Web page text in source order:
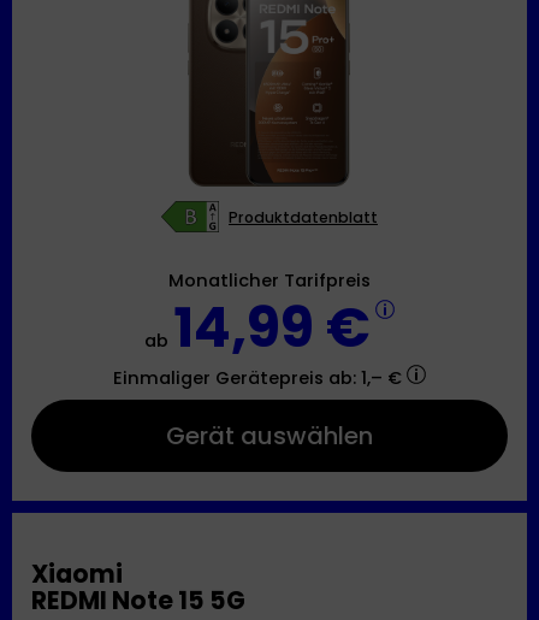
Produktdatenblatt
Monatlicher Tarifpreis
ab 14,99 €
Einmaliger Gerätepreis ab: 1,– €
Gerät auswählen
Xiaomi
REDMI Note 15 5G